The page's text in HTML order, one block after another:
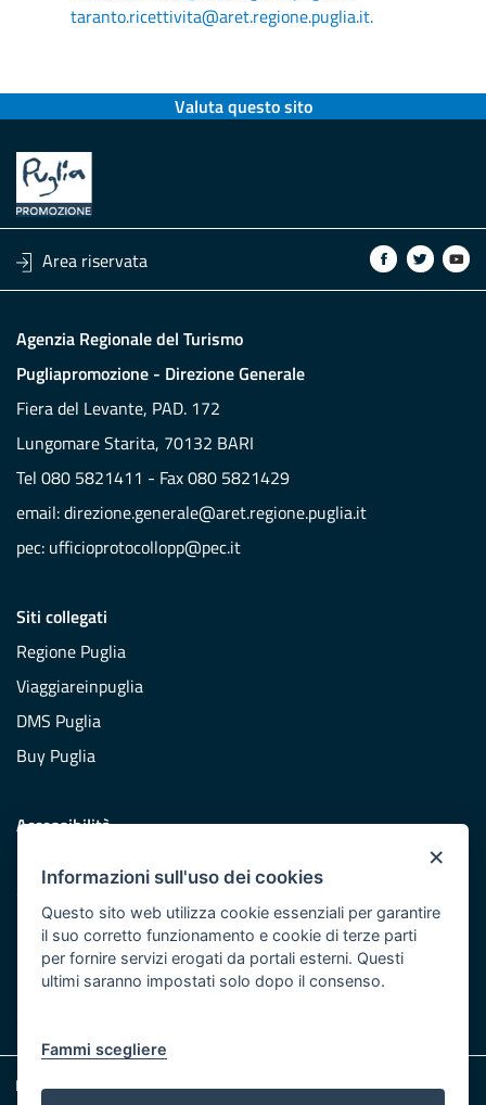
×
Informazioni sull'uso dei cookies
Questo sito web utilizza cookie essenziali per garantire
il suo corretto funzionamento e cookie di terze parti
per fornire servizi erogati da portali esterni. Questi
ultimi saranno impostati solo dopo il consenso.
Fammi scegliere
taranto.ricettivita@aret.regione.puglia.it.
Valuta questo sito
Area riservata
Agenzia Regionale del Turismo
Pugliapromozione - Direzione Generale
Fiera del Levante, PAD. 172
Lungomare Starita, 70132 BARI
Tel 080 5821411 - Fax 080 5821429
email:direzione.generale@aret.regione.puglia.it
pec: ufficioprotocollopp@pec.it
Siti collegati
Regione Puglia
Viaggiareinpuglia
DMS Puglia
Buy Puglia
Accessibilità
Redazione
Responsabili pubblicazione
Note legali